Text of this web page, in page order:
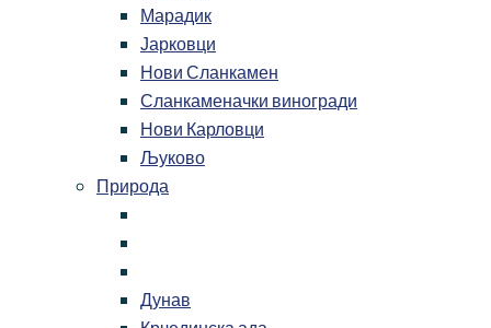
Марадик
Јарковци
Нови Сланкамен
Сланкаменачки виногради
Нови Карловци
Љуково
Природа
Дунав